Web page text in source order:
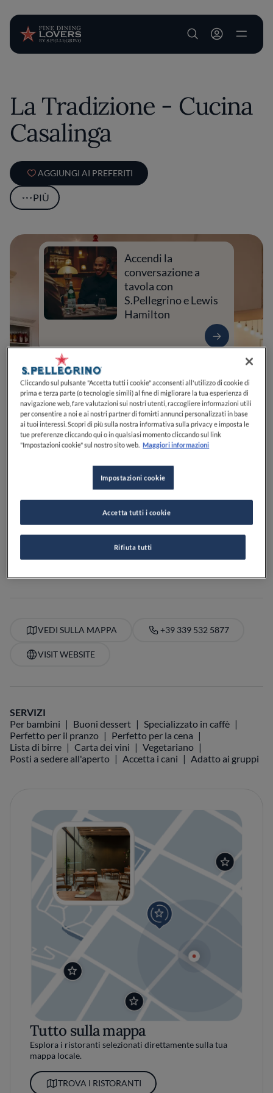
User account
La Tradizione - Cucina
Casalinga
AGGIUNGI AI PREFERITI
PIÙ
0 0 0 0
Accendi la
conversazione a
tavola con
S.Pellegrino e Lewis
Hamilton
PalmariggiLEItalia
Domenica, 09:30-23:00
VEDI SULLA MAPPA +39 339 532 5877
VISIT WEBSITE
SERVIZI
Per bambini
Buoni dessert
Specializzato in caffè
Perfetto per il pranzo
Perfetto per la cena
Lista di birre
Carta dei vini
Vegetariano
Posti a sedere all'aperto
Accetta i cani Adatto ai gruppi
Tutto sulla mappa
Esplora i ristoranti selezionati direttamente sulla tua
mappa locale.
TROVA I RISTORANTI
Cliccando sul pulsante "Accetta tutti i cookie" acconsenti all'utilizzo di cookie di
prima e terza parte (o tecnologie simili) al fine di migliorare la tua esperienza di
navigazione web, fare valutazioni sui nostri utenti, raccogliere informazioni utili
per consentire a noi e ai nostri partner di fornirti annunci personalizzati in base
ai tuoi interessi. Scopri di più sulla nostra informativa sulla privacy e imposta le
tue preferenze cliccando qui o in qualsiasi momento cliccando sul link
"Impostazioni cookie" sul nostro sito web. Maggiori informazioni
Impostazioni cookie
Rifiuta tutti
Accetta tutti i cookie